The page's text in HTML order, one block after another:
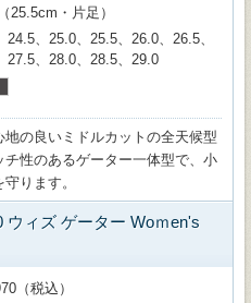
25.5cm・片足）
24.5、25.0、25.5、26.0、26.5、
27.5、28.0、28.5、29.0
の良いミドルカットの全天候型
性のあるゲーター一体型で、小
ります。
ウィズ ゲーター Woｍen's
（税込）